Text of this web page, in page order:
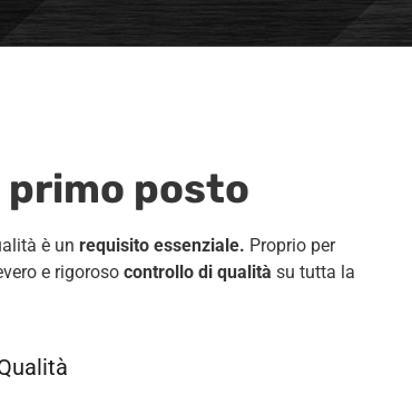
primo posto
è un requisito essenziale. Proprio per
e rigoroso controllo di qualità su tutta la